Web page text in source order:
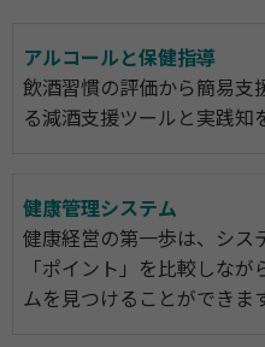
アルコールと保健指導
飲酒習慣の評価から簡易支
る減酒支援ツールと実践知
健康管理システム
健康経営の第一歩は、シス
「ポイント」を比較しな
ムを見つけることができます